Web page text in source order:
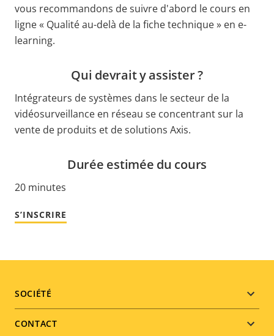
vous recommandons de suivre d'abord le cours en
ligne « Qualité au-delà de la fiche technique » en e-
learning.
Qui devrait y assister ?
Intégrateurs de systèmes dans le secteur de la
vidéosurveillance en réseau se concentrant sur la
vente de produits et de solutions Axis.
Durée estimée du cours
20 minutes
S’INSCRIRE
Footer
menu
SOCIÉTÉ
CONTACT